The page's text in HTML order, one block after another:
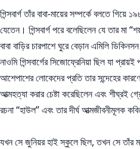
গিন্সবার্গ তাঁর বাবা-মায়ের সম্পর্কে বলতে
যেতেন। গিন্সবার্গ পরে বলেছিলেন যে তার মা
বাবা বাড়ির চারপাশে ঘুরে বেড়ান এমিলি
নাওমি গিন্সবার্গের সিজোফ্রেনিয়া ছিল যা
আশেপাশের লোকেদের প্রতি তার সন্দেহের
আত্মহত্যা করার চেষ্টা করেছিলেন এবং শীঘ্রই
রচনা “হাউল” এবং তার দীর্ঘ আত্মজীবনীমূলক
যখন সে জুনিয়র হাই স্কুলে ছিল, তখন সে তাঁর